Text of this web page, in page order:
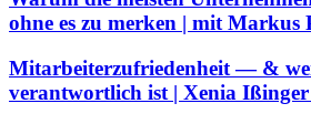
ohne es zu merken | mit Markus
Mitarbeiterzufriedenheit — &
verantwortlich ist | Xenia Ißinger